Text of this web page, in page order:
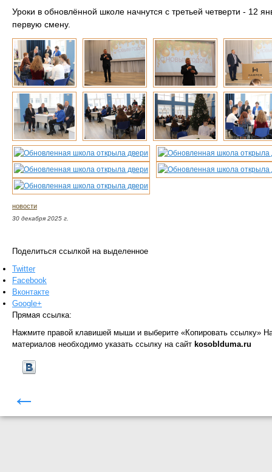
Уроки в обновлённой школе начнутся с третьей четверти - 12
первую смену.
новости
30 декабря 2025 г.
Поделиться ссылкой на выделенное
Twitter
Facebook
Вконтакте
Google+
Прямая ссылка:
Нажмите правой клавишей мыши и выберите «Копировать ссылку»
материалов необходимо указать ссылку на сайт kosoblduma.ru
←